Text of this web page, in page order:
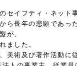
セイフティ・ネット
ら長年の悲願であっ
が、
ました。
美術及び著作活動に